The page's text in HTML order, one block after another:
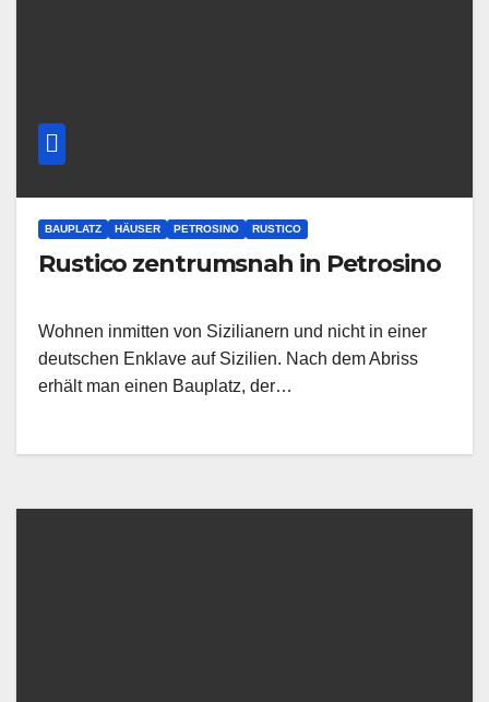
BAUPLATZ HÄUSER PETROSINO RUSTICO
Rustico zentrumsnah in Petrosino
Wohnen inmitten von Sizilianern und nicht in einer
deutschen Enklave auf Sizilien. Nach dem Abriss
erhält man einen Bauplatz, der…